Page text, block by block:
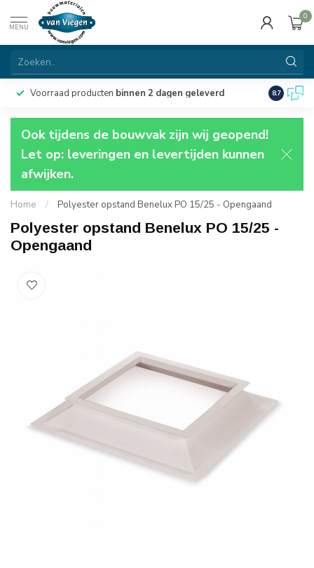
MENU
0
Voorraad producten binnen 2 dagen geleverd 8.7
Ook tijdens de bouwvak zijn wij geopend!
Let op: leveringen en levertijden kunnen
afwijken.
Home / Polyester opstand Benelux PO 15/25 - Opengaand
Polyester opstand Benelux PO 15/25 -
Opengaand